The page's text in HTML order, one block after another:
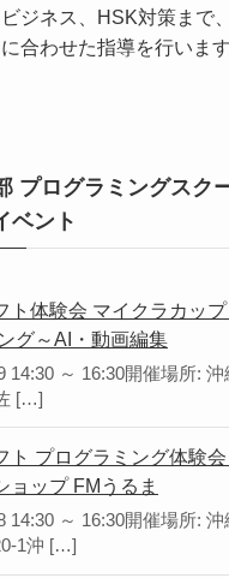
ジネス、HSK対策まで
合わせた指導を行います
プログラミングスク
ベント
ト体験会 マイクラカッ
グ～AI・動画編集
14:30 ～ 16:30開催場所:
[…]
ト プログラミング体験
ョップ FMうるま
14:30 ～ 16:30開催場所: 沖
1沖 […]